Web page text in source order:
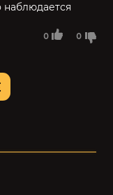
0 0
наблюдается